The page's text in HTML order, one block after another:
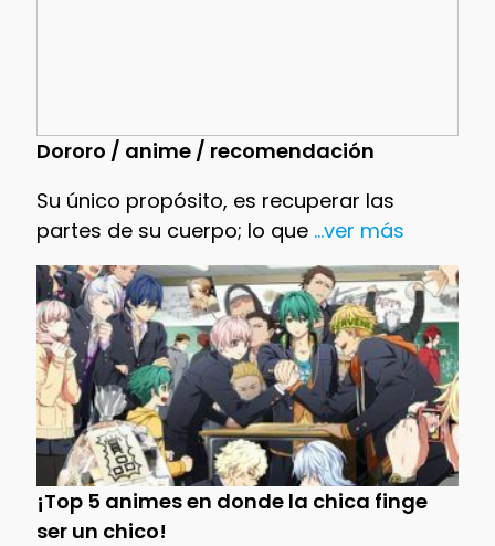
Dororo / anime / recomendación
Su único propósito, es recuperar las
partes de su cuerpo; lo que...ver más
¡Top 5 animes en donde la chica finge
ser un chico!